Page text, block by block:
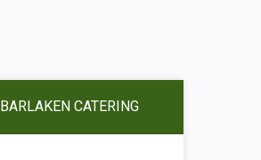
BARLAKEN CATERING